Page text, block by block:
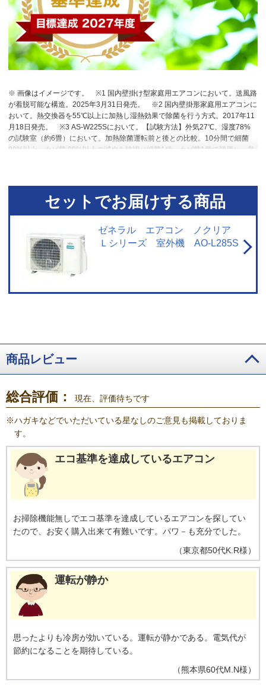
※ 画像はイメージです。
※1 国内壁掛け型家庭用エアコンにおいて。送風路
が着脱可能な構造。2025年3月31日発売。
※2 国内壁掛形家庭用エアコンに
おいて。熱交換器を55℃以上に加熱し湿熱効果で除菌を行う方式。2017年11
月18日発売。
※3 AS-W225Sにおいて。【試験方法】外気27℃、湿度78%
の試験室（約6畳）において。加熱除菌運転前と後との比較。10分間で細菌
99%以上、カビ菌 99%以上の減少を確認（細菌1種、カビ菌1種で評価）。熱
に風が到達することを確認。
※5 AS-L705S2において。暖房（ハイパワー）
運転時、エアコンから最大10ｍの地点に風が到達することを確認。
標年度2027年度達成率100％クリア。
セットでお届けする商品
ゼネラル エアコン ノクリア
Ｌシリーズ 室外機 AO-L285S
商品レビュー
総合評価： 現在、評価待ちです
※ハガキなどでいただいている星なしのご意見も掲載しておりま
す。
エコ基準を達成しているエアコン
お掃除機能無しでエコ基準を達成しているエアコンを探してい
たので、お安く購入出来て有難いです。パワ－も充分でした。
（東京都50代K.R様）
運転が静か
思ったよりも冷房が効いている。運転が静かである。電気代が
節約になることを期待している。
（熊本県60代M.N様）